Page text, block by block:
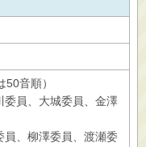
音順）
委員、大城委員、金澤
員、柳澤委員、渡瀬委